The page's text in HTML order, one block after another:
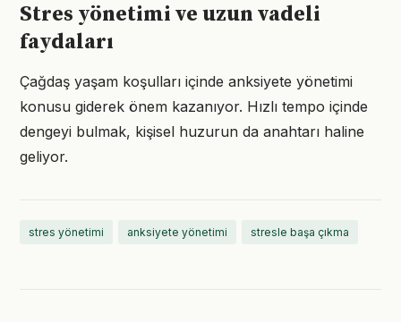
Stres yönetimi ve uzun vadeli
faydaları
Çağdaş yaşam koşulları içinde anksiyete yönetimi
konusu giderek önem kazanıyor. Hızlı tempo içinde
dengeyi bulmak, kişisel huzurun da anahtarı haline
geliyor.
stres yönetimi anksiyete yönetimi stresle başa çıkma